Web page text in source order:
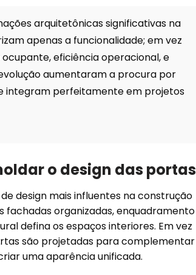
arquitetônicas significativas na
apenas a funcionalidade; em vez
eficiência operacional, e
aumentaram a procura por
integram perfeitamente em projetos
o design das portas
design mais influentes na construção
fachadas organizadas, enquadramento
defina os espaços interiores. Em vez
são projetadas para complementar
uma aparência unificada.